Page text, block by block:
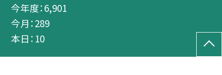
今年度：6,901
今月：289
本日： 10